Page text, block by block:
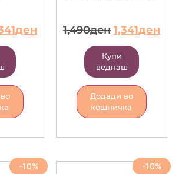
ден 1,490ден 1,341ден
Купи
веднаш
Додади во
кошничка
-10% -10%